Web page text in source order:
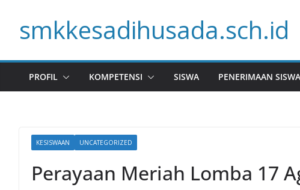
contentsmkkesadihusada.sch.id
PROFIL KOMPETENSI SISWA PENERIMAAN SISWA
KESISWAAN UNCATEGORIZED
Perayaan Meriah Lomba 17